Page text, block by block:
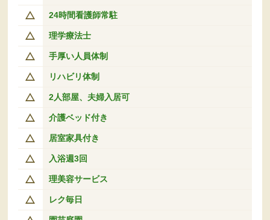
24時間看護師常駐
理学療法士
手厚い人員体制
リハビリ体制
2人部屋、夫婦入居可
介護ベッド付き
居室家具付き
入浴週3回
理美容サービス
レク毎日